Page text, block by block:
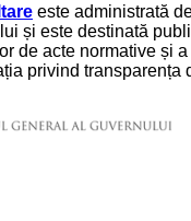
este administrată
și este destinată
de acte normative și
privind transparența